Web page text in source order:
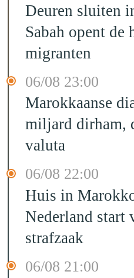
Deuren sluiten
Sabah opent de
migranten
06/08 23:00
Marokkaanse
miljard dirham,
valuta
06/08 22:00
Huis in
Nederland start
strafzaak
06/08 21:00